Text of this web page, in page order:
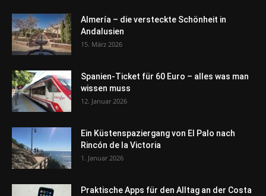
Almería – die versteckte Schönheit in
Andalusien
15. März 2026
Spanien-Ticket für 60 Euro – alles was man
wissen muss
12. Januar 2026
Ein Küstenspaziergang von El Palo nach
Rincón de la Victoria
1. Januar 2026
Praktische Apps für den Alltag an der Costa